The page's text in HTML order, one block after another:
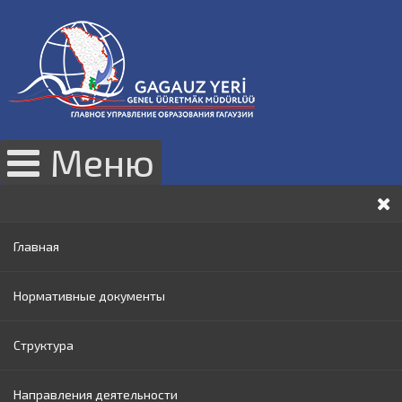
Меню
Главная
Нормативные документы
Законы РМ
Нормативные акты Правительства РМ
Структура
Руководство
Направления деятельности